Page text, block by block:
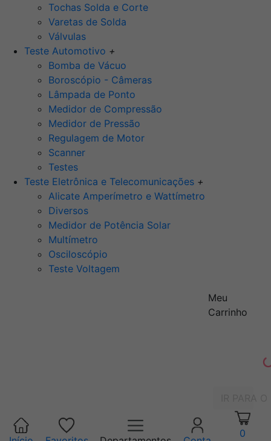
Tochas Solda e Corte
Varetas de Solda
Válvulas
Teste Automotivo +
Bomba de Vácuo
Boroscópio - Câmeras
Lâmpada de Ponto
Medidor de Compressão
Medidor de Pressão
Regulagem de Motor
Scanner
Testes
Teste Eletrônica e Telecomunicações +
Alicate Amperímetro e Wattímetro
Diversos
Medidor de Potência Solar
Multímetro
Osciloscópio
Teste Voltagem
Meu
Carrinho
0